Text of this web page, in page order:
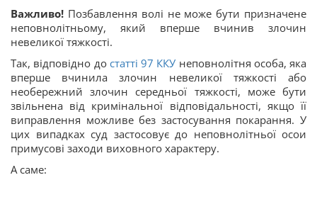
Важливо! Позбавлення волі не може бути призначене
неповнолітньому, який вперше вчинив злочин
невеликої тяжкості.
Так, відповідно до статті 97 ККУ неповнолітня особа, яка
вперше вчинила злочин невеликої тяжкості або
необережний злочин середньої тяжкості, може бути
звільнена від кримінальної відповідальності, якщо її
виправлення можливе без застосування покарання. У
цих випадках суд застосовує до неповнолітньої осои
примусові заходи виховного характеру.
А саме: